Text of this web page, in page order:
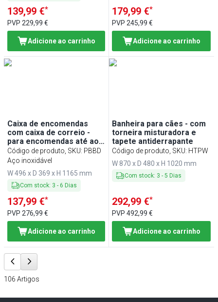
Papel/Plástico/Indiferenciados/Biorresíduos
- Aço inoxidável
139,99 €*
PVP 229,99 €
Adicione ao carrinho
179,99 €*
PVP245,99 €
Adicione ao carrinho
Caixa de encomendas
com caixa de correio -
para encomendas até ao
tamanho M
Código de produto, SKU: PBBD
Aço inoxidável
W 496 x D 369 x H 1165 mm
Com stock: 3 - 6 Dias
137,99 €*
PVP 276,99 €
Adicione ao carrinho
Banheira para cães - com
torneira misturadora e
tapete antiderrapante
Código de produto, SKU: HTPW
W 870 x D 480 x H 1020 mm
Com stock: 3 -5 Dias
292,99 €*
PVP492,99 €
Adicione ao carrinho
106 Artigos